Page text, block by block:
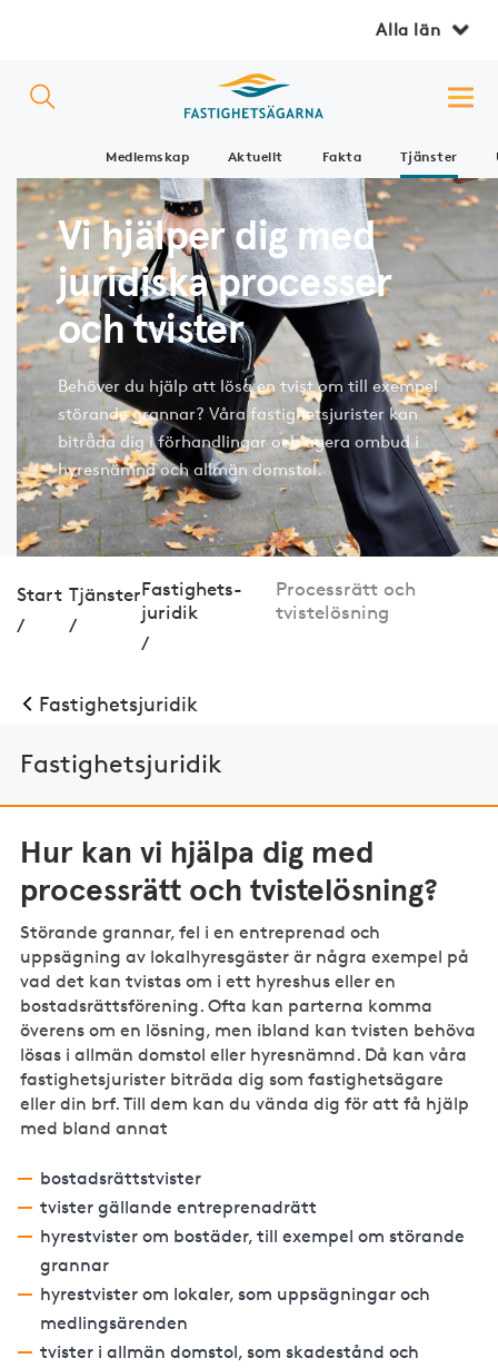
Alla län
Medlemskap Aktuellt Fakta Tjänster
Vi hjälper dig med
juridiska processer
och tvister
Behöver du hjälp att lösa en tvist om till exempel
störande grannar? Våra fastighetsjurister kan
biträda dig i förhandlingar och agera ombud i
hyresnämnd och allmän domstol.
Start
/
Tjänster
/
Fastig­hets­
juridik
/
Processrätt och
tvistelösning
Fastig­hets­juridik
Fastig­hets­juridik
Hur kan vi hjälpa dig med
processrätt och tvistelösning?
Störande grannar, fel i en entreprenad och
uppsägning av lokalhyresgäster är några exempel på
vad det kan tvistas om i ett hyreshus eller en
bostadsrättsförening. Ofta kan parterna komma
överens om en lösning, men ibland kan tvisten behöva
lösas i allmän domstol eller hyresnämnd. Då kan våra
fastighetsjurister biträda dig som fastighetsägare
eller din brf. Till dem kan du vända dig för att få hjälp
med bland annat
bostadsrättstvister
tvister gällande entreprenadrätt
hyrestvister om bostäder, till exempel om störande
grannar
hyrestvister om lokaler, som uppsägningar och
medlingsärenden
tvister i allmän domstol, som skadestånd och